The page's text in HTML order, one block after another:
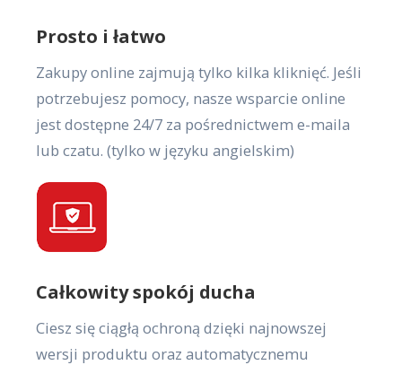
Prosto i łatwo
Zakupy online zajmują tylko kilka kliknięć. Jeśli
potrzebujesz pomocy, nasze wsparcie online
jest dostępne 24/7 za pośrednictwem e-maila
lub czatu. (tylko w języku angielskim)
Całkowity spokój ducha
Ciesz się ciągłą ochroną dzięki najnowszej
wersji produktu oraz automatycznemu